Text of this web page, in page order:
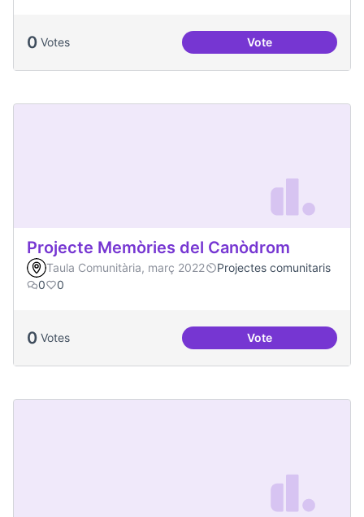
0 Votes VoteProjecte
Projecte Memòries del Canòdrom
Taula Comunitària, març 2022
Projectes comunitaris
0
0
0 Votes VoteProjecte